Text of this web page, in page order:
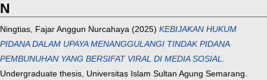
N
Ningtias, Fajar Anggun Nurcahaya (2025) KEBIJAKAN HUKUM
PIDANA DALAM UPAYA MENANGGULANGI TINDAK PIDANA
PEMBUNUHAN YANG BERSIFAT VIRAL DI MEDIA SOSIAL.
Undergraduate thesis, Universitas Islam Sultan Agung Semarang.